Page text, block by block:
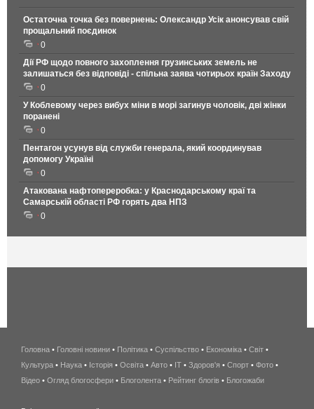
Остаточна точка без повернень: Олександр Усік анонсував свій
прощальний поєдинок
0
Дії РФ щодо повного захоплення грузинських земель не
залишаться без відповіді - спільна заява чотирьох країн Заходу
0
У Коблевому через вибух міни в морі загинув чоловік, дві жінки
поранені
0
Пентагон усунув від служби генерала, який координував
допомогу Україні
0
Атакована нафтопереробка: у Краснодарському краї та
Самарській області РФ горять два НПЗ
0
беспроводной
интернет
киев
Головна • Головні новини • Політика • Суспільство • Економіка • Світ •
Культура • Наука • Історія • Освіта • Авто • IT • Здоров'я • Спорт • Фото •
Відео • Огляд блогосфери • Блоголента • Рейтинг блогів • Блогожаби